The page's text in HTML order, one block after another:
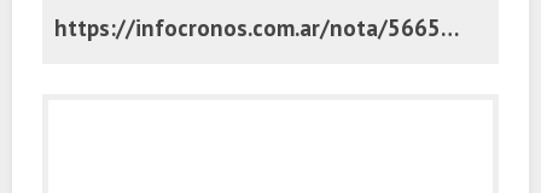
https://infocronos.com.ar/nota/56654/vacaciones-de-invierno-el-dato-que-golpea-al-turismo-bonaerense/